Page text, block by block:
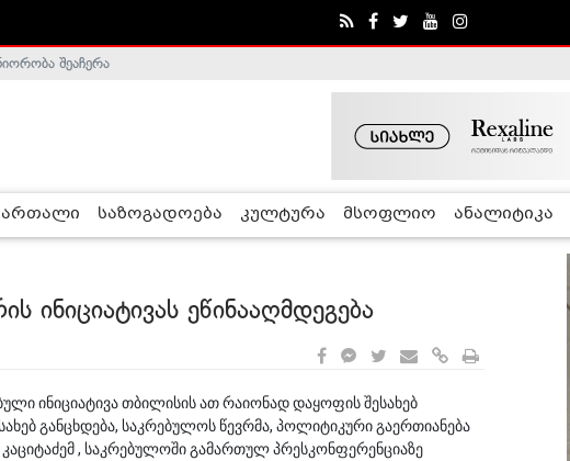
- ჰელსინკის კომისია
შეაჩერა
საზოგადოება კულტურა მსოფლიო ანალიტიკა
ინიციატივას ეწინააღმდეგება
ინიციატივა თბილისის ათ რაიონად დაყოფის შესახებ
განცხდება, საკრებულოს წევრმა, პოლიტიკური გაერთიანება
კაციტაძემ , საკრებულოში გამართულ პრესკონფერენციაზე